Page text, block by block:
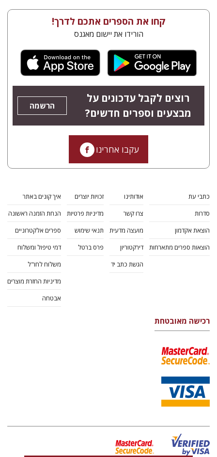
קחו את הספרים אתכם לדרך!
הורידו את יישום מאגנס
רוצים לקבל עדכונים על
מבצעים וספרים חדשים?
הרשמה
עקבו אחרינו
כתבי עת
סדרות
הוצאת אקדמון
הוצאות ספרים מתארחות
אודותינו
צרו קשר
מועצה מדעית
דירקטוריון
הגשת כתב יד
זכויות יוצרים
מדיניות פרטיות
תנאי שימוש
פרס ברטל
איך קונים באתר
הנחת הזמנה ראשונה
ספרים אלקטרוניים
דמי טיפול ומשלוח
משלוח לחו"ל
מדיניות החזרת מוצרים
אבטחה
רכישה מאובטחת